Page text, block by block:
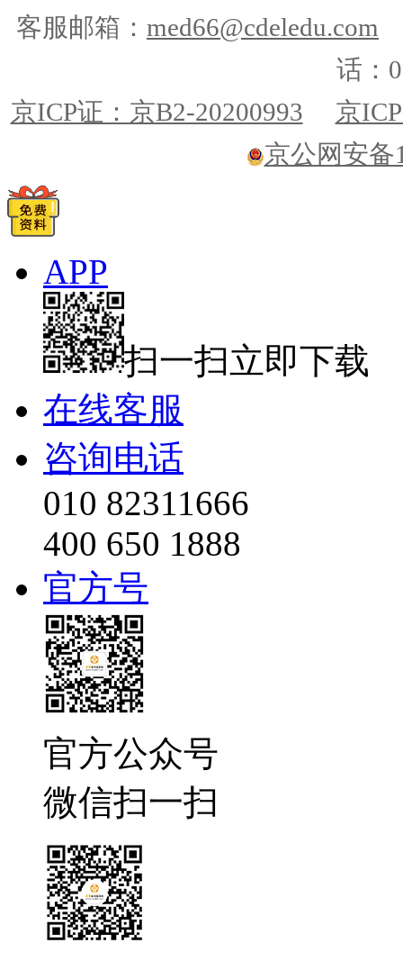
客服邮箱： med66@cdeledu.com
话：
京ICP证：京B2-20200993
京
京公网安备
APP
扫一扫立即下载
在线客服
咨询电话
010 82311666
400 650 1888
官方号
官方公众号
微信扫一扫